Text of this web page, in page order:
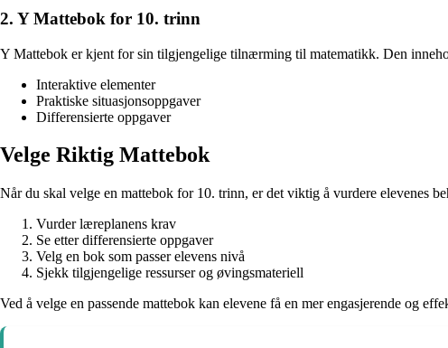
2. Y Mattebok for 10. trinn
Y Mattebok er kjent for sin tilgjengelige tilnærming til matematikk. Den
Interaktive elementer
Praktiske situasjonsoppgaver
Differensierte oppgaver
Velge Riktig Mattebok
Når du skal velge en mattebok for 10. trinn, er det viktig å vurdere elevenes
Vurder læreplanens krav
Se etter differensierte oppgaver
Velg en bok som passer elevens nivå
Sjekk tilgjengelige ressurser og øvingsmateriell
Ved å velge en passende mattebok kan elevene få en mer engasjerende og